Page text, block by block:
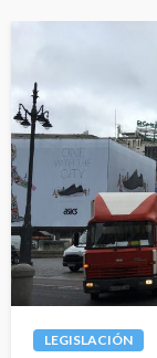
LEGISLACIÓN